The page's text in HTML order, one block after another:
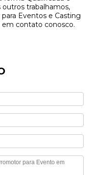
trabalhamos,
Eventos e Casting
em contato conosco.